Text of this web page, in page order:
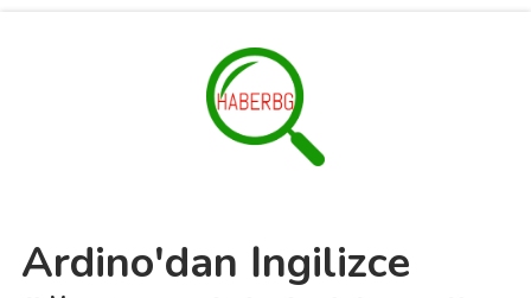
Ardino'dan İngilizce